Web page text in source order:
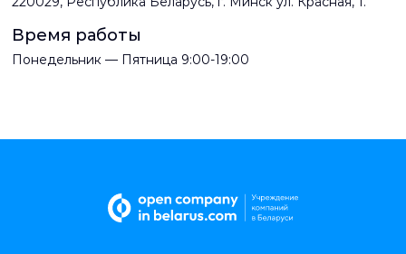
Время работы
Понедельник — Пятница 9:00-19:00